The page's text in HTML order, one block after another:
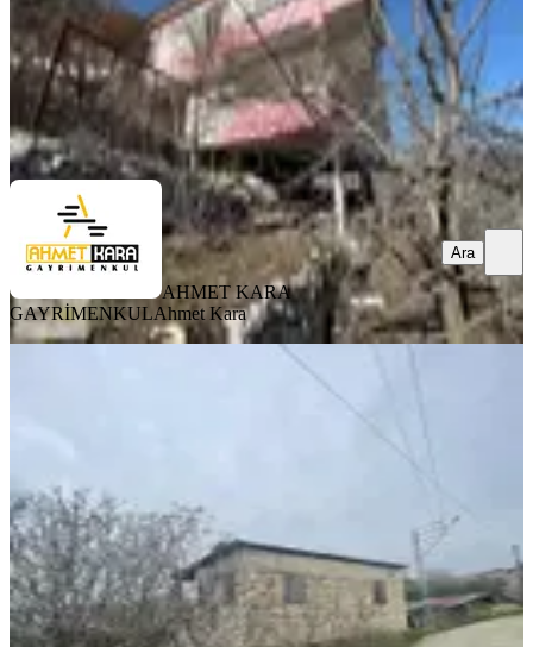
AHMET KARA GAYRİMENKULAhmet Kara
Ara
AHMET KARA
GAYRİMENKULAhmet Kara
Ara
(tek Yetkili) Kadim'den
3+1·255 m²
2.900.000 ₺ 2.950.000 ₺